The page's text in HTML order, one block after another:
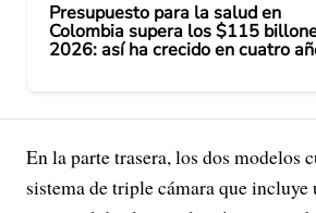
Presupuesto para la salud en
Colombia supera los $115
2026: así ha crecido en cuatro
En la parte trasera, los dos modelos
sistema de triple cámara que incluye